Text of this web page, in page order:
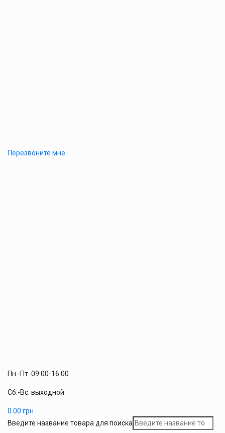
Перезвоните мне
Пн.-Пт. 09:00-16:00
Сб.-Вс. выходной
0.00 грн
Введите название товара для поиска